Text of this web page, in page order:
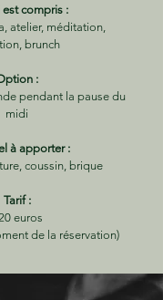
compris :
atelier, méditation,
brunch
:
pendant la pause du
midi
à apporter :
coussin, brique
Tarif :
euros
de la réservation)